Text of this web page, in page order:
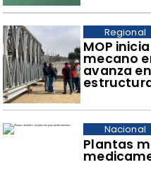
​MOP
mecano
avanza
Regional
Plantas
Nacional